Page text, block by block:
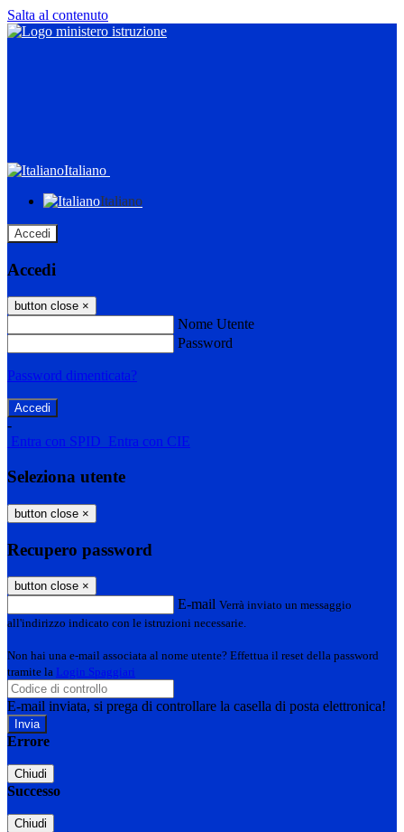
Salta al contenuto
Italiano
Italiano
Accedi
Accedi
button close ×
Nome Utente
Password
Password dimenticata?
-
Entra con SPID Entra con CIE
Seleziona utente
button close ×
Recupero password
button close ×
E-mail Verrà inviato un messaggio
all'indirizzo indicato con le istruzioni necessarie.
Non hai una e-mail associata al nome utente? Effettua il reset della password
tramite la Login Spaggiari
E-mail inviata, si prega di controllare la casella di posta elettronica!
Errore
Chiudi
Successo
Chiudi